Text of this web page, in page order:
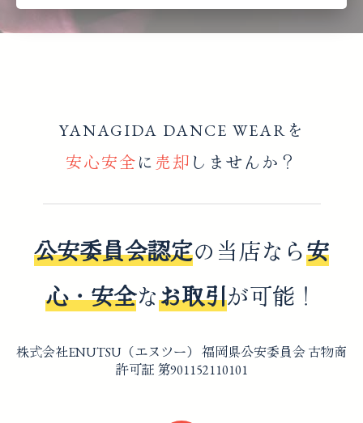
YANAGIDA DANCE WEARを
安心安全に 売却 しませんか？
公安委員会認定の当店なら安
心・安全なお取引が可能！
株式会社ENUTSU（エヌツー） 福岡県公安委員会 古物商
許可証 第901152110101